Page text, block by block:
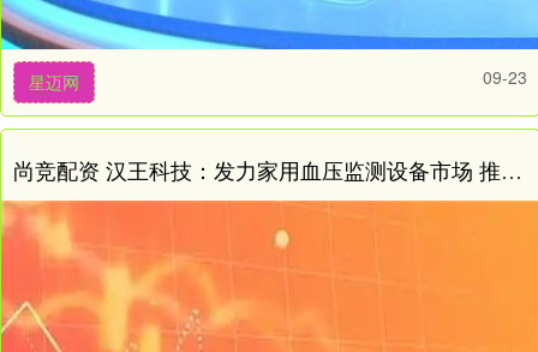
星迈网 09-23
尚竞配资 汉王科技：发力家用血压监测设备市场 推动高血压慢病管理迈向智能化